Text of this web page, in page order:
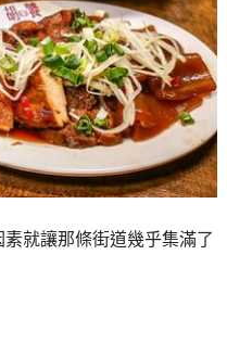
就讓那條街道幾乎集滿了